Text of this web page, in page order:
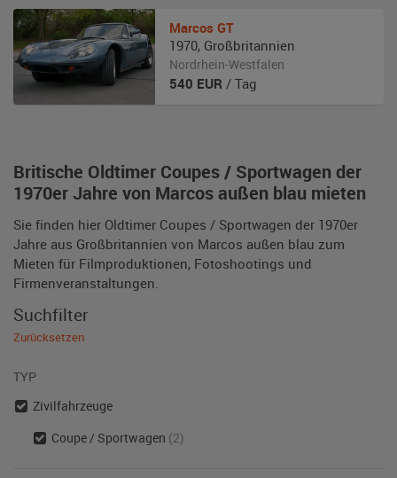
Britische Oldtimer Coupes / Sportwagen der
1970er Jahre von Marcos außen blau mieten
Sie finden hier Oldtimer Coupes / Sportwagen der 1970er
Jahre aus Großbritannien von Marcos außen blau zum
Mieten für Filmproduktionen, Fotoshootings und
Firmenveranstaltungen.
Marcos GT
1970, Großbritannien
Nordrhein-Westfalen
540 EUR / Tag
Suchfilter
Zurücksetzen
TYP
Zivilfahrzeuge
Coupe / Sportwagen (2)